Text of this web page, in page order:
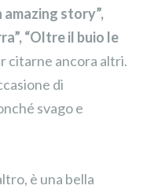
amazing story”,
“Oltre il buio le
citarne ancora altri.
di
svago e
è una bella